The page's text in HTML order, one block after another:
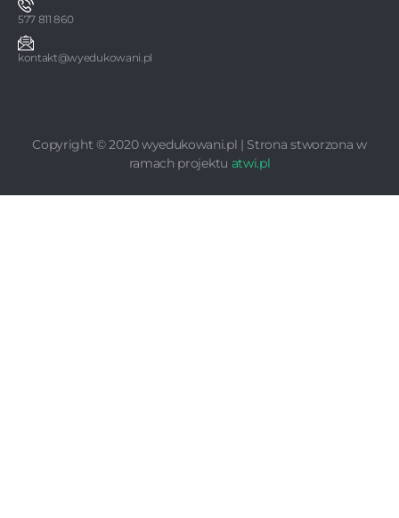
577 811 860
kontakt@wyedukowani.pl
Copyright © 2020 wyedukowani.pl | Strona stworzona w
ramach projektu atwi.pl